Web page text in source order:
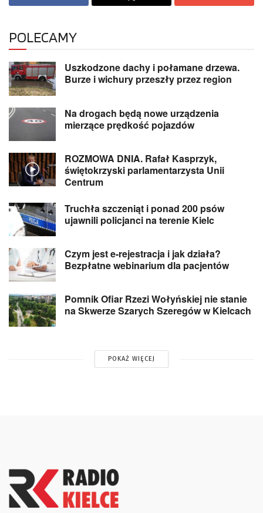
POLECAMY
Uszkodzone dachy i połamane drzewa.
Burze i wichury przeszły przez region
Na drogach będą nowe urządzenia
mierzące prędkość pojazdów
ROZMOWA DNIA. Rafał Kasprzyk,
świętokrzyski parlamentarzysta Unii
Centrum
Truchła szczeniąt i ponad 200 psów
ujawnili policjanci na terenie Kielc
Czym jest e-rejestracja i jak działa?
Bezpłatne webinarium dla pacjentów
Pomnik Ofiar Rzezi Wołyńskiej nie stanie
na Skwerze Szarych Szeregów w Kielcach
POKAŻ WIĘCEJ